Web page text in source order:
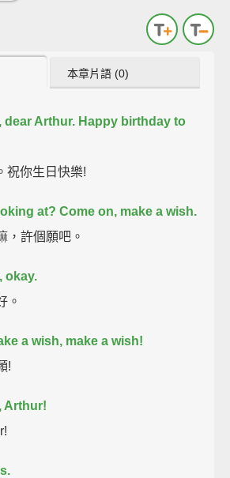
本章片語 (0)
dear Arthur. Happy birthday to
祝你生日快樂!
at? Come on, make a wish.
，許個願吧。
okay.
。
a wish, make a wish!
!
Arthur!